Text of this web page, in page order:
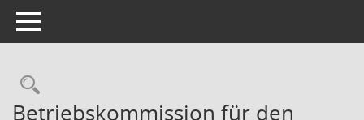
Toggle navigation
Rechercheauswahl
Betriebskommission für den